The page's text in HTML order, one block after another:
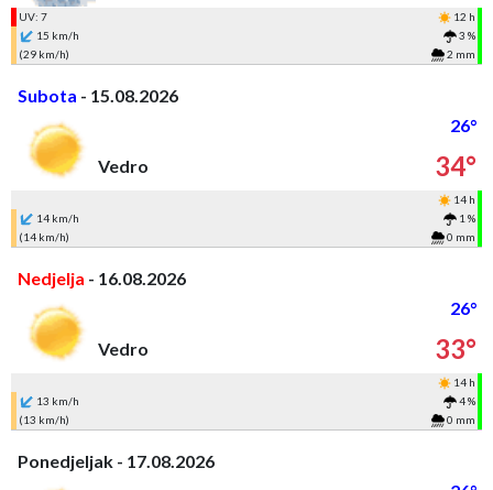
UV: 7
12 h
15 km/h
3 %
(29 km/h)
2 mm
Subota - 15.08.2026
26°
Vedro
34°
14 h
14 km/h
1 %
(14 km/h)
0 mm
Nedjelja - 16.08.2026
26°
Vedro
33°
14 h
13 km/h
4 %
(13 km/h)
0 mm
Ponedjeljak - 17.08.2026